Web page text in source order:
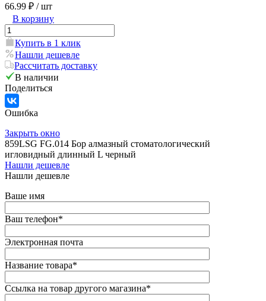
66.99 ₽ / шт
В корзину
Купить в 1 клик
Нашли дешевле
Рассчитать доставку
В наличии
Поделиться
Ошибка
Закрыть окно
859LSG FG.014 Бор алмазный стоматологический
игловидный длинный L черный
Нашли дешевле
Нашли дешевле
Ваше имя
Ваш телефон*
Электронная почта
Название товара*
Ссылка на товар другого магазина*